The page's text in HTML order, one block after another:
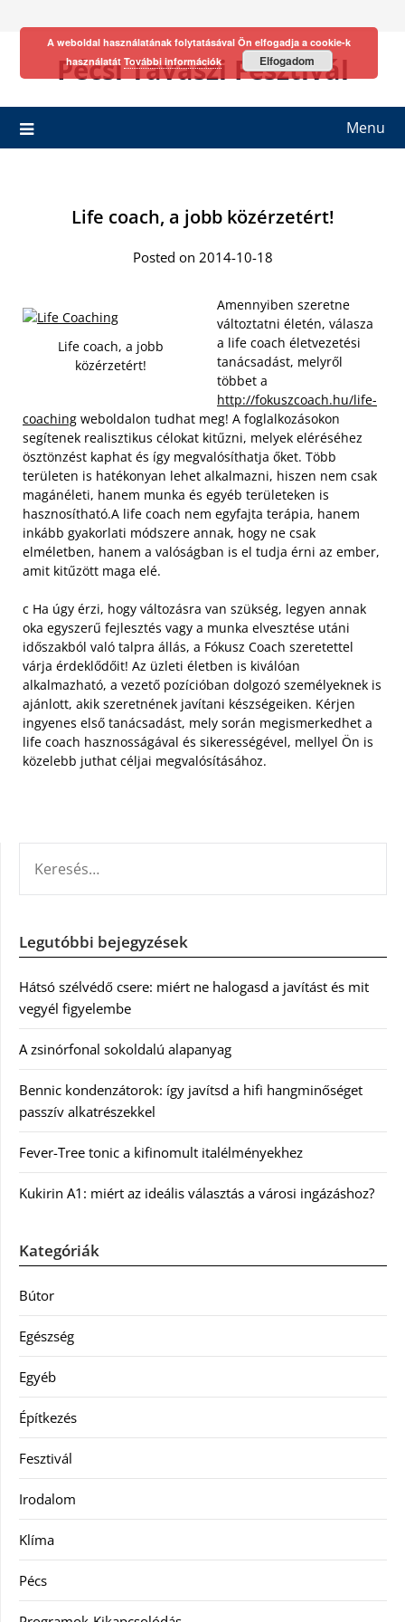
Pécsi Tavaszi Fesztivál
Menu
Life coach, a jobb közérzetért!
Posted on 2014-10-18
Life coach, a jobb
közérzetért!
Amennyiben szeretne
változtatni életén, válasza
a life coach életvezetési
tanácsadást, melyről
többet a
http://fokuszcoach.hu/life-
coaching weboldalon tudhat meg! A foglalkozásokon
segítenek realisztikus célokat kitűzni, melyek eléréséhez
ösztönzést kaphat és így megvalósíthatja őket. Több
területen is hatékonyan lehet alkalmazni, hiszen nem csak
magánéleti, hanem munka és egyéb területeken is
hasznosítható.A life coach nem egyfajta terápia, hanem
inkább gyakorlati módszere annak, hogy ne csak
elméletben, hanem a valóságban is el tudja érni az ember,
amit kitűzött maga elé.
c Ha úgy érzi, hogy változásra van szükség, legyen annak
oka egyszerű fejlesztés vagy a munka elvesztése utáni
időszakból való talpra állás, a Fókusz Coach szeretettel
várja érdeklődőit! Az üzleti életben is kiválóan
alkalmazható, a vezető pozícióban dolgozó személyeknek is
ajánlott, akik szeretnének javítani készségeiken. Kérjen
ingyenes első tanácsadást, mely során megismerkedhet a
life coach hasznosságával és sikerességével, mellyel Ön is
közelebb juthat céljai megvalósításához.
Legutóbbi bejegyzések
Hátsó szélvédő csere: miért ne halogasd a javítást és mit
vegyél figyelembe
A zsinórfonal sokoldalú alapanyag
Bennic kondenzátorok: így javítsd a hifi hangminőséget
passzív alkatrészekkel
Fever-Tree tonic a kifinomult italélményekhez
Kukirin A1: miért az ideális választás a városi ingázáshoz?
Kategóriák
Bútor
Egészség
Egyéb
Építkezés
Fesztivál
Irodalom
Klíma
Pécs
A weboldal használatának folytatásával Ön elfogadja a cookie-k
használatát További információk Elfogadom